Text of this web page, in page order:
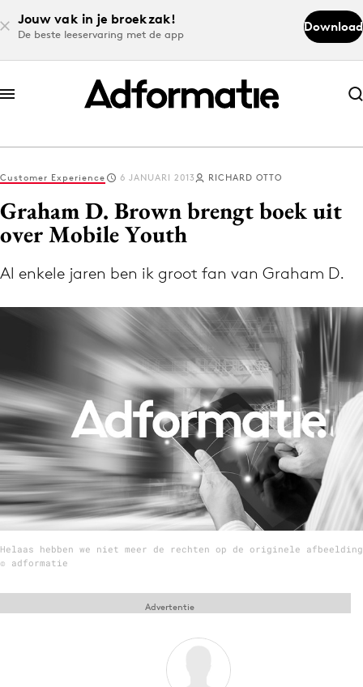
Jouw vak in je broekzak!
De beste leeservaring met de app
Download
Abonneer nu
Abonneer nu
Log in
Volg het laatste nieuws via de Adformatie
Home
9 sept: GenAI-training
12 nov: MarketingLive!
Adverteren
Events
Customer Experience 6 JANUARI 2013 RICHARD OTTO
Graham D. Brown brengt boek uit
over Mobile Youth
Al enkele jaren ben ik groot fan van Graham D.
Helaas hebben we niet meer de rechten op de originele afbeelding
© adformatie
Advertentie